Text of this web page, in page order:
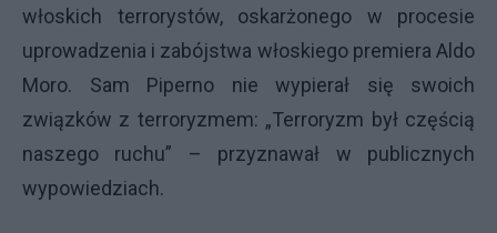
włoskich terrorystów, oskarżonego w procesie
uprowadzenia i zabójstwa włoskiego premiera Aldo
Moro. Sam Piperno nie wypierał się swoich
związków z terroryzmem: „Terroryzm był częścią
naszego ruchu” – przyznawał w publicznych
wypowiedziach.